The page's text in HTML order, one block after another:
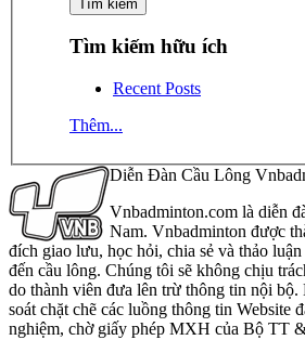
Tìm kiếm hữu ích
Recent Posts
Thêm...
Diễn Đàn Cầu Lông
Vnbadminton.com là diễn
Nam. Vnbadminton được
đích giao lưu, học hỏi, chia sẻ và thảo
đến cầu lông. Chúng tôi sẽ không chịu
do thành viên đưa lên trừ thông tin nội bộ.
soát chặt chẽ các luồng thông tin Website
nghiệm, chờ giấy phép MXH của Bộ TT